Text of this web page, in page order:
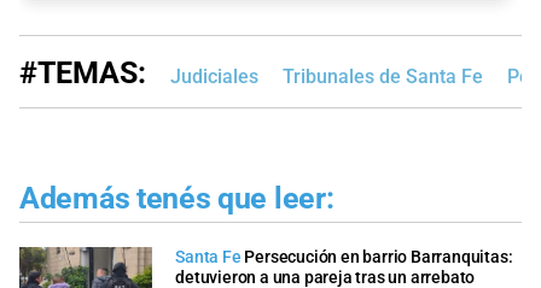
#TEMAS: Judiciales Tribunales de Santa Fe
Además tenés que leer:
Santa Fe Persecución en barrio Barranquitas:
detuvieron a una pareja tras un arrebato